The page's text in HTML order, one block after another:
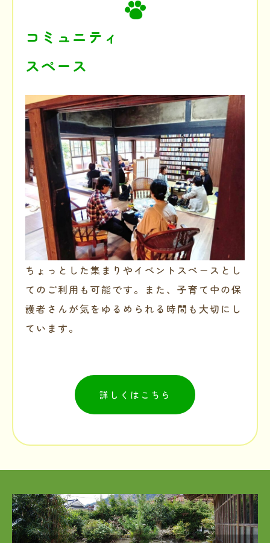
コミュニティ
スペース
ちょっとした集まりやイベントスペースとし
てのご利用も可能です。また、子育て中の保
護者さんが気をゆるめられる時間も大切にし
ています。
詳しくはこちら